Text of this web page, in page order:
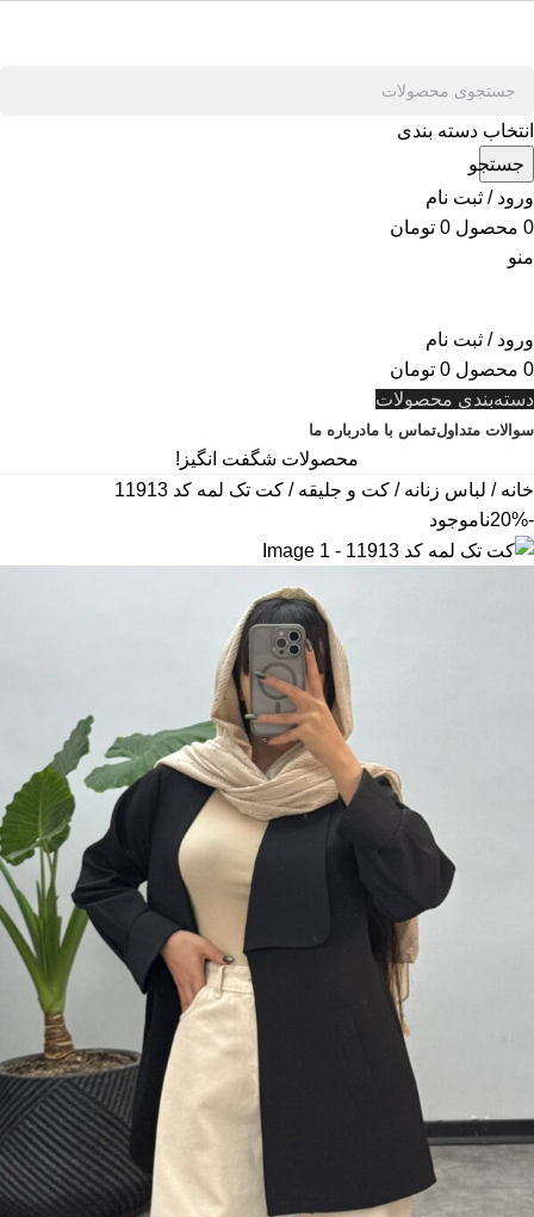
انتخاب دسته بندی
جستجو
ورود / ثبت نام
0 محصول 0 تومان
منو
ورود / ثبت نام
0 محصول 0 تومان
دسته‌بندی محصولات
سوالات متداولتماس با مادرباره ما
محصولات شگفت انگیز!
خانه لباس زنانه کت و جلیقه کت تک لمه کد 11913
-20%
ناموجود